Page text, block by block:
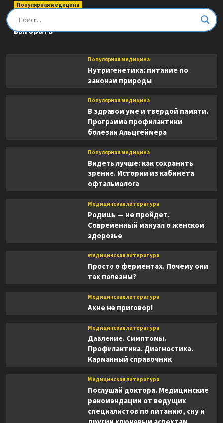
Популярная медицина
Быть врачом. Как помогать, развиваться и не
выгорать
Популярная медицина
Нутригенетика: питание по
законам природы
Популярная медицина
В здравом уме и твердой памяти.
Программа профилактики
болезни Альцгеймера
Популярная медицина
Видеть лучше: как сохранить
зрение. Истории из кабинета
офтальмолога
Медицинская литература
Родишь — не пройдет.
Современный мануал о женском
здоровье
Медицинская литература
Просто о ферментах. Почему они
так полезны?
Медицинская литература
Акне не приговор!
Медицинская литература
Давление. Симптомы.
Профилактика. Диагностика.
Карманный справочник
Медицинская литература
Послушай доктора. Медицинские
рекомендации от ведущих
специалистов по питанию, сну и